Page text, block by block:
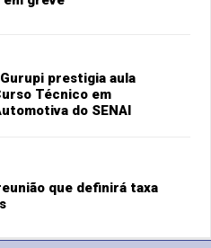
prestigia aula
Técnico em
do SENAI
que definirá taxa